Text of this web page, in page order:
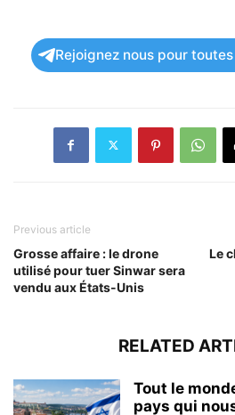
Rejoignez nous pour
Previous article
Grosse affaire : le drone
utilisé pour tuer Sinwar sera
vendu aux États-Unis
Le
RELATED
Tout le
pays qui